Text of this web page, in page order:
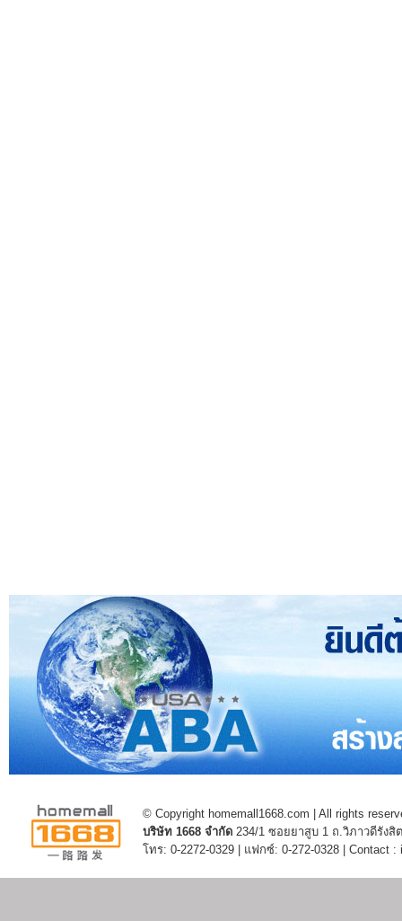
© Copyright homemall1668.com | All rights
บริษัท 1668 จำกัด 234/1 ซอยยาสูบ 1 ถ.วิภาวดีรัง
โทร: 0-2272-0329 | แฟกซ์: 0-272-0328 | Contact